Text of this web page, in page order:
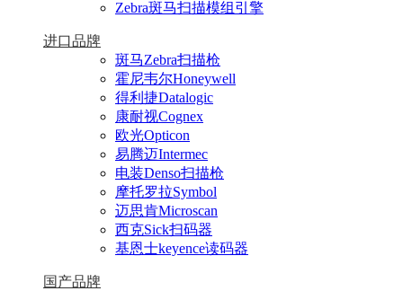
Zebra斑马扫描模组引擎
进口品牌
斑马Zebra扫描枪
霍尼韦尔Honeywell
得利捷Datalogic
康耐视Cognex
欧光Opticon
易腾迈Intermec
电装Denso扫描枪
摩托罗拉Symbol
迈思肯Microscan
西克Sick扫码器
基恩士keyence读码器
国产品牌